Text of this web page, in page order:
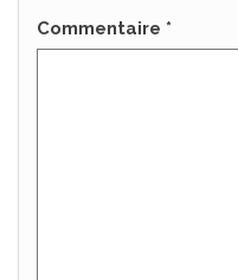
Commentaire *